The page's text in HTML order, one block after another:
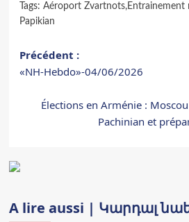
Tags: Aéroport Zvartnots,Entrainement
Papikian
Navigation
Précédent :
«NH-Hebdo»-04/06/2026
Élections en Arménie :
Pachinian et
A lire aussi | Կարդալ